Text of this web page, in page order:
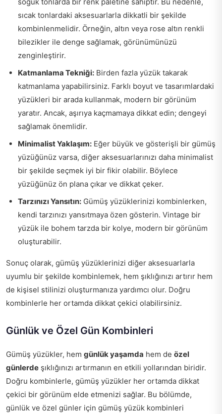
sıcak tonlardaki aksesuarlarla dikkatli bir şekilde
kombinlenmelidir. Örneğin, altın veya rose altın renkli
bilezikler ile denge sağlamak, görünümünüzü
zenginleştirir.
Katmanlama Tekniği: Birden fazla yüzük takarak
katmanlama yapabilirsiniz. Farklı boyut ve tasarımlardaki
yüzükleri bir arada kullanmak, modern bir görünüm
yaratır. Ancak, aşırıya kaçmamaya dikkat edin; dengeyi
sağlamak önemlidir.
Minimalist Yaklaşım: Eğer büyük ve gösterişli bir gümüş
yüzüğünüz varsa, diğer aksesuarlarınızı daha minimalist
bir şekilde seçmek iyi bir fikir olabilir. Böylece
yüzüğünüz ön plana çıkar ve dikkat çeker.
Tarzınızı Yansıtın: Gümüş yüzüklerinizi kombinlerken,
kendi tarzınızı yansıtmaya özen gösterin. Vintage bir
yüzük ile bohem tarzda bir kolye, modern bir görünüm
oluşturabilir.
Sonuç olarak, gümüş yüzüklerinizi diğer aksesuarlarla
uyumlu bir şekilde kombinlemek, hem şıklığınızı artırır hem
de kişisel stilinizi oluşturmanıza yardımcı olur. Doğru
kombinlerle her ortamda dikkat çekici olabilirsiniz.
Günlük ve Özel Gün Kombinleri
Gümüş yüzükler, hem günlük yaşamda hem de özel
günlerde şıklığınızı artırmanın en etkili yollarından biridir.
Doğru kombinlerle, gümüş yüzükler her ortamda dikkat
çekici bir görünüm elde etmenizi sağlar. Bu bölümde,
günlük ve özel günler için gümüş yüzük kombinleri